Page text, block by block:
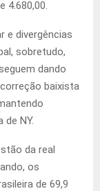
4.680,00.
e divergências
sobretudo,
dando
baixista
de NY.
da real
os
de 69,9